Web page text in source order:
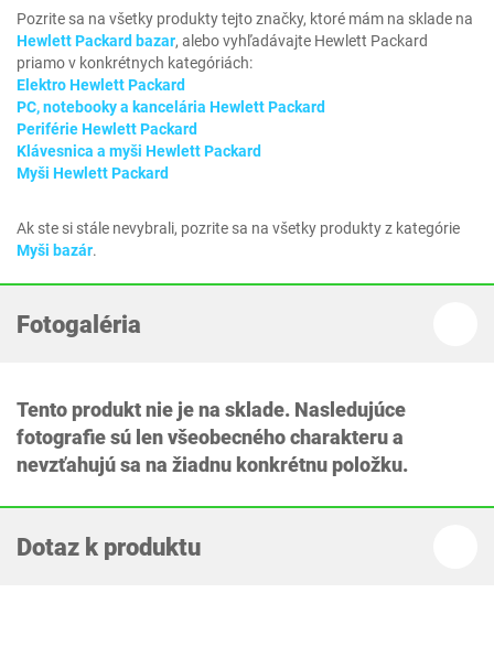
Pozrite sa na všetky produkty tejto značky, ktoré mám na sklade na
Hewlett Packard bazar, alebo vyhľadávajte Hewlett Packard
priamo v konkrétnych kategóriách:
Elektro Hewlett Packard
PC, notebooky a kancelária Hewlett Packard
Periférie Hewlett Packard
Klávesnica a myši Hewlett Packard
Myši Hewlett Packard
Ak ste si stále nevybrali, pozrite sa na všetky produkty z kategórie
Myši bazár.
Fotogaléria
Tento produkt nie je na sklade. Nasledujúce
fotografie sú len všeobecného charakteru a
nevzťahujú sa na žiadnu konkrétnu položku.
Dotaz k produktu